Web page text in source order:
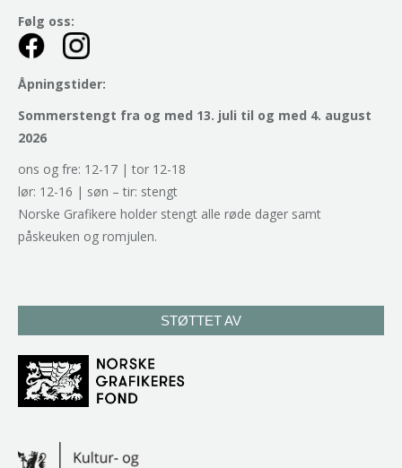
Følg oss:
Åpningstider:
Sommerstengt fra og med 13. juli til og med 4. august
2026
ons og fre: 12-17 | tor 12-18
lør: 12-16 | søn – tir: stengt
Norske Grafikere holder stengt alle røde dager samt
påskeuken og romjulen.
STØTTET AV